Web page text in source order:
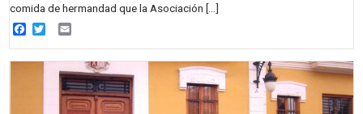
comida de hermandad que la Asociación […]
Facebook
Twitter